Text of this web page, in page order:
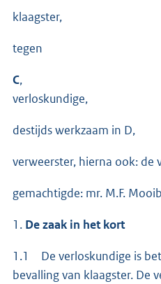
klaagster,
tegen
C,
verloskundige,
destijds werkzaam in D,
verweerster, hierna ook: de
gemachtigde: mr. M.F.
1. De zaak in het kort
1.1 De verloskundige is
bevalling van klaagster. De